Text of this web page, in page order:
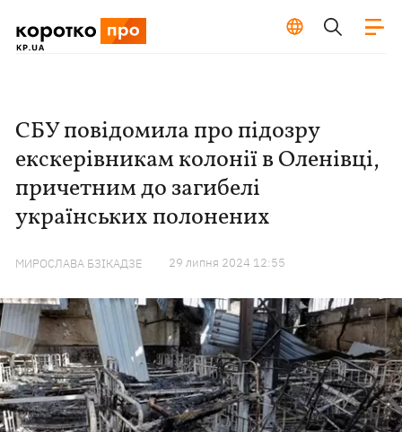
СБУ повідомила про підозру
екскерівникам колонії в Оленівці,
причетним до загибелі
українських полонених
МИРОСЛАВА БЗІКАДЗЕ 29 липня 2024 12:55